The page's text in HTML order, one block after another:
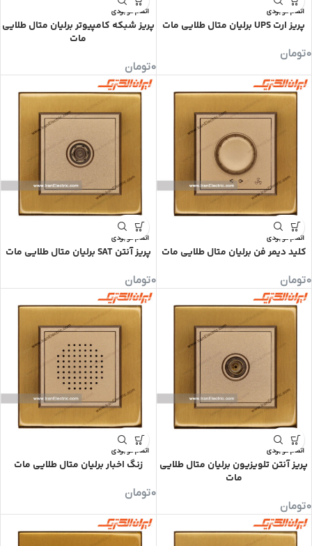
اتمام موجودی
پریز ارت UPS برلیان متال طلایی مات
0تومان
اتمام موجودی
پریز شبکه کامپیوتر برلیان متال طلایی
مات
0تومان
اتمام موجودی
کلید دیمر فن برلیان متال طلایی مات
0تومان
اتمام موجودی
پریز آنتن SAT برلیان متال طلایی مات
0تومان
اتمام موجودی
پریز آنتن تلویزیون برلیان متال طلایی
مات
0تومان
اتمام موجودی
زنگ اخبار برلیان متال طلایی مات
0تومان